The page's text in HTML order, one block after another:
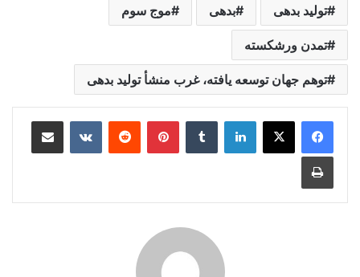
تولید بدهی بدهی موج سوم
تمدن ورشکسته
توهم جهان توسعه یافته، غرب منشأ تولید بدهی
لینکدین ‫تامبلر ‫پین‌ترست‫رددیت ‫VKontakteاشتراک گذاری از طریق ایمیل
چاپ